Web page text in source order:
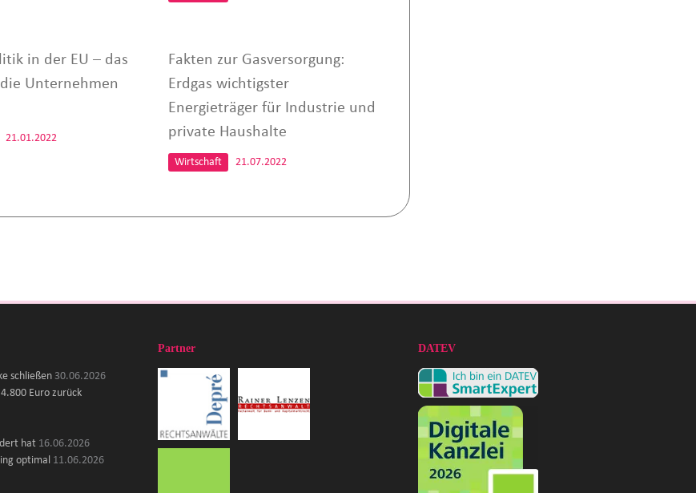
in der EU – das
Unternehmen
21.01.2022
Fakten zur Gasversorgung:
Erdgas wichtigster
Energieträger für Industrie und
private Haushalte
Wirtschaft 21.07.2022
schließen 30.06.2026
Euro zurück
hat 16.06.2026
optimal 11.06.2026
Partner DATEV